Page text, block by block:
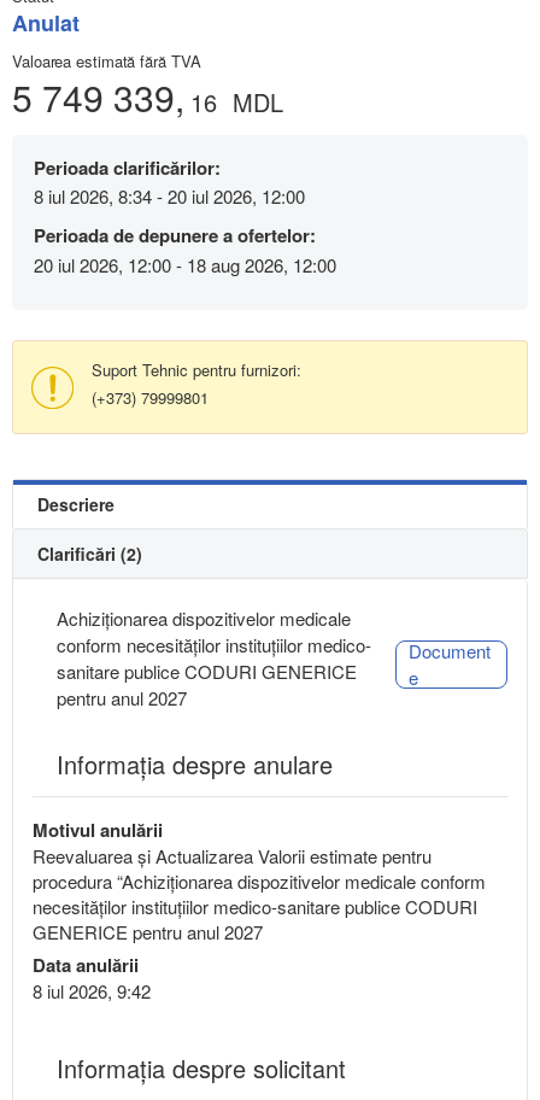
Anulat
Valoarea estimată fără TVA
5 749 339, 16 MDL
Perioada clarificărilor:
8 iul 2026, 8:34 - 20 iul 2026, 12:00
Perioada de depunere a ofertelor:
20 iul 2026, 12:00 - 18 aug 2026, 12:00
Suport Tehnic pentru furnizori:
(+373) 79999801
Descriere
Clarificări (2)
Achiziționarea dispozitivelor medicale
conform necesităților instituțiilor medico-
sanitare publice CODURI GENERICE
pentru anul 2027
Document
e
Informația despre anulare
Motivul anulării
Reevaluarea și Actualizarea Valorii estimate pentru
procedura “Achiziționarea dispozitivelor medicale conform
necesităților instituțiilor medico-sanitare publice CODURI
GENERICE pentru anul 2027
Data anulării
8 iul 2026, 9:42
Informaţia despre solicitant